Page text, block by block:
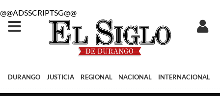
@@ADSSCRIPTSG@@
DURANGO JUSTICIA REGIONAL NACIONAL INTERNACIONAL